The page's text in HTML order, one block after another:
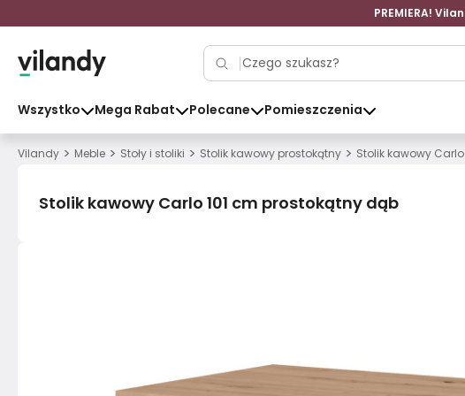
PREMIERA!
Wszystko Mega Rabat Polecane Pomieszczenia
Vilandy > Meble > Stoły i stoliki > Stolik kawowy prostokątny > Stolik kawowy
Stolik kawowy Carlo 101 cm prostokątny dąb